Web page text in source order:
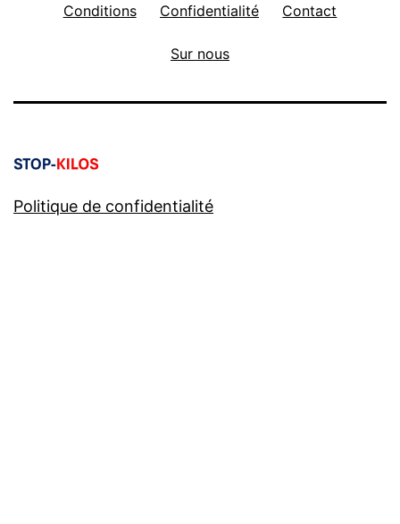
Conditions Confidentialité Contact
Sur nous
Politique de confidentialité